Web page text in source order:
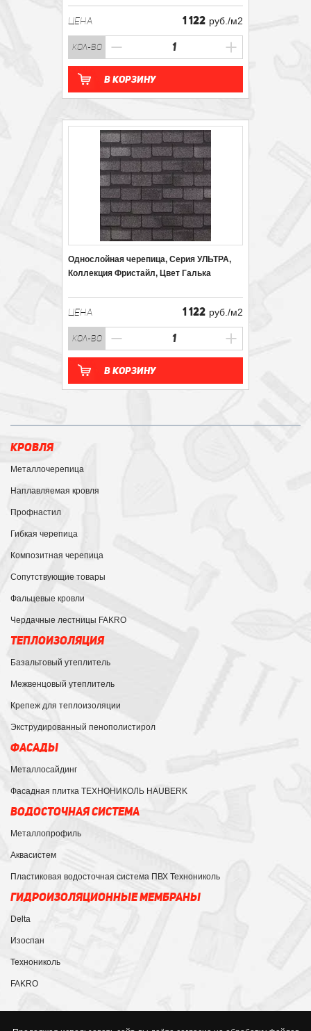
ЦЕНА 1 122 руб./м2
кол-во
В корзину
Однослойная черепица, Серия УЛЬТРА,
Коллекция Фристайл, Цвет Галька
ЦЕНА 1 122 руб./м2
кол-во
В корзину
КРОВЛЯ
Металлочерепица
Наплавляемая кровля
Профнастил
Гибкая черепица
Композитная черепица
Сопутствующие товары
Фальцевые кровли
Чердачные лестницы FAKRO
ТЕПЛОИЗОЛЯЦИЯ
Базальтовый утеплитель
Межвенцовый утеплитель
Крепеж для теплоизоляции
Экструдированный пенополистирол
ФАСАДЫ
Металлосайдинг
Фасадная плитка ТЕХНОНИКОЛЬ HAUBERK
ВОДОСТОЧНАЯ СИСТЕМА
Металлопрофиль
Аквасистем
Пластиковая водосточная система ПВХ Технониколь
ГИДРОИЗОЛЯЦИОННЫЕ МЕМБРАНЫ
Delta
Изоспан
Технониколь
FAKRO